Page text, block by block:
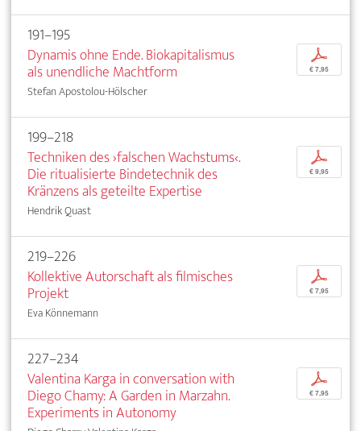
191–195
Dynamis ohne Ende. Biokapitalismus
als unendliche Machtform
Stefan Apostolou-Hölscher
p
€ 7,95
199–218
Techniken des ›falschen Wachstums‹.
Die ritualisierte Bindetechnik des
Kränzens als geteilte Expertise
Hendrik Quast
p
€ 9,95
219–226
Kollektive Autorschaft als filmisches
Projekt
Eva Könnemann
p
€ 7,95
227–234
Valentina Karga in conversation with
Diego Chamy: A Garden in Marzahn.
Experiments in Autonomy
p
€ 7,95